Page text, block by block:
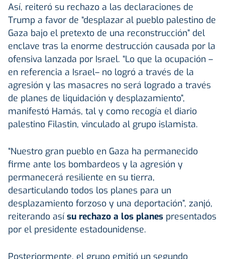
Así, reiteró su rechazo a las declaraciones de
Trump a favor de “desplazar al pueblo palestino de
Gaza bajo el pretexto de una reconstrucción” del
enclave tras la enorme destrucción causada por la
ofensiva lanzada por Israel. “Lo que la ocupación –
en referencia a Israel– no logró a través de la
agresión y las masacres no será logrado a través
de planes de liquidación y desplazamiento”,
manifestó Hamás, tal y como recogía el diario
palestino Filastin, vinculado al grupo islamista.
“Nuestro gran pueblo en Gaza ha permanecido
firme ante los bombardeos y la agresión y
permanecerá resiliente en su tierra,
desarticulando todos los planes para un
desplazamiento forzoso y una deportación”, zanjó,
reiterando asísu rechazo a los planes presentados
por el presidente estadounidense.
Posteriormente, el grupo emitió un segundo